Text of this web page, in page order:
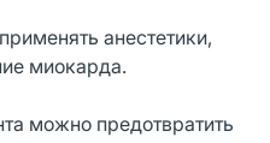
анестетики,
миокарда.
можно предотвратить